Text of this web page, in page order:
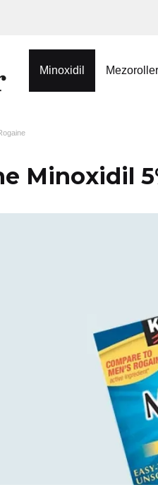
Minoxidil Mezoroller
Minoxidil